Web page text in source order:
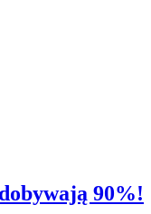
90%!